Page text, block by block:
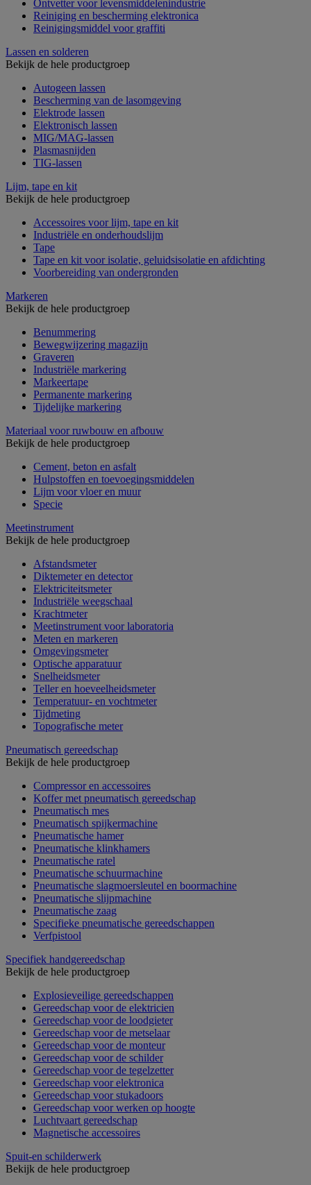
Ontvetter voor levensmiddelenindustrie
Reiniging en bescherming elektronica
Reinigingsmiddel voor graffiti
Lassen en solderen
Bekijk de hele productgroep
Autogeen lassen
Bescherming van de lasomgeving
Elektrode lassen
Elektronisch lassen
MIG/MAG-lassen
Plasmasnijden
TIG-lassen
Lijm, tape en kit
Bekijk de hele productgroep
Accessoires voor lijm, tape en kit
Industriële en onderhoudslijm
Tape
Tape en kit voor isolatie, geluidsisolatie en afdichting
Voorbereiding van ondergronden
Markeren
Bekijk de hele productgroep
Benummering
Bewegwijzering magazijn
Graveren
Industriële markering
Markeertape
Permanente markering
Tijdelijke markering
Materiaal voor ruwbouw en afbouw
Bekijk de hele productgroep
Cement, beton en asfalt
Hulpstoffen en toevoegingsmiddelen
Lijm voor vloer en muur
Specie
Meetinstrument
Bekijk de hele productgroep
Afstandsmeter
Diktemeter en detector
Elektriciteitsmeter
Industriële weegschaal
Krachtmeter
Meetinstrument voor laboratoria
Meten en markeren
Omgevingsmeter
Optische apparatuur
Snelheidsmeter
Teller en hoeveelheidsmeter
Temperatuur- en vochtmeter
Tijdmeting
Topografische meter
Pneumatisch gereedschap
Bekijk de hele productgroep
Compressor en accessoires
Koffer met pneumatisch gereedschap
Pneumatisch mes
Pneumatisch spijkermachine
Pneumatische hamer
Pneumatische klinkhamers
Pneumatische ratel
Pneumatische schuurmachine
Pneumatische slagmoersleutel en boormachine
Pneumatische slijpmachine
Pneumatische zaag
Specifieke pneumatische gereedschappen
Verfpistool
Specifiek handgereedschap
Bekijk de hele productgroep
Explosieveilige gereedschappen
Gereedschap voor de elektricien
Gereedschap voor de loodgieter
Gereedschap voor de metselaar
Gereedschap voor de monteur
Gereedschap voor de schilder
Gereedschap voor de tegelzetter
Gereedschap voor elektronica
Gereedschap voor stukadoors
Gereedschap voor werken op hoogte
Luchtvaart gereedschap
Magnetische accessoires
Spuit-en schilderwerk
Bekijk de hele productgroep